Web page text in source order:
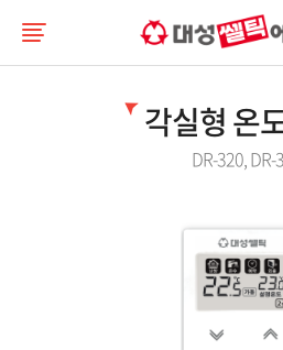
각실형 온
DR-320, DR-